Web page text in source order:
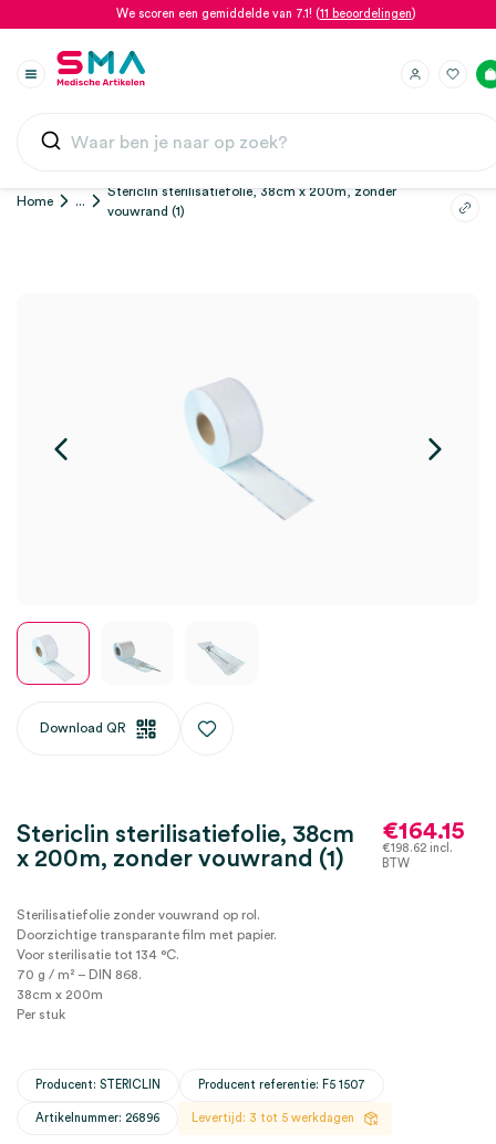
We scoren een gemiddelde van 7.1! (11 beoordelingen)
Home ...
Stericlin sterilisatiefolie, 38cm x 200m, zonder
vouwrand (1)
Download QR
Stericlin sterilisatiefolie, 38cm
x 200m, zonder vouwrand (1)
€164.15
€198.62 incl.
BTW
Sterilisatiefolie zonder vouwrand op rol.
Doorzichtige transparante film met papier.
Voor sterilisatie tot 134 °C.
70 g / m² – DIN 868.
38cm x 200m
Per stuk
Producent: STERICLIN Producent referentie: F5 1507
Artikelnummer: 26896 Levertijd: 3 tot 5 werkdagen